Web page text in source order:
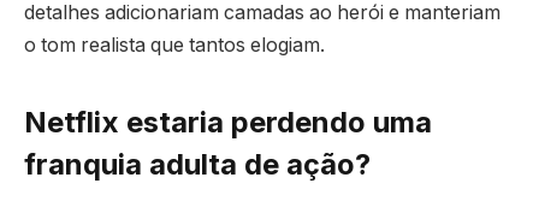
detalhes adicionariam camadas ao herói e manteriam
o tom realista que tantos elogiam.
Netflix estaria perdendo uma
franquia adulta de ação?